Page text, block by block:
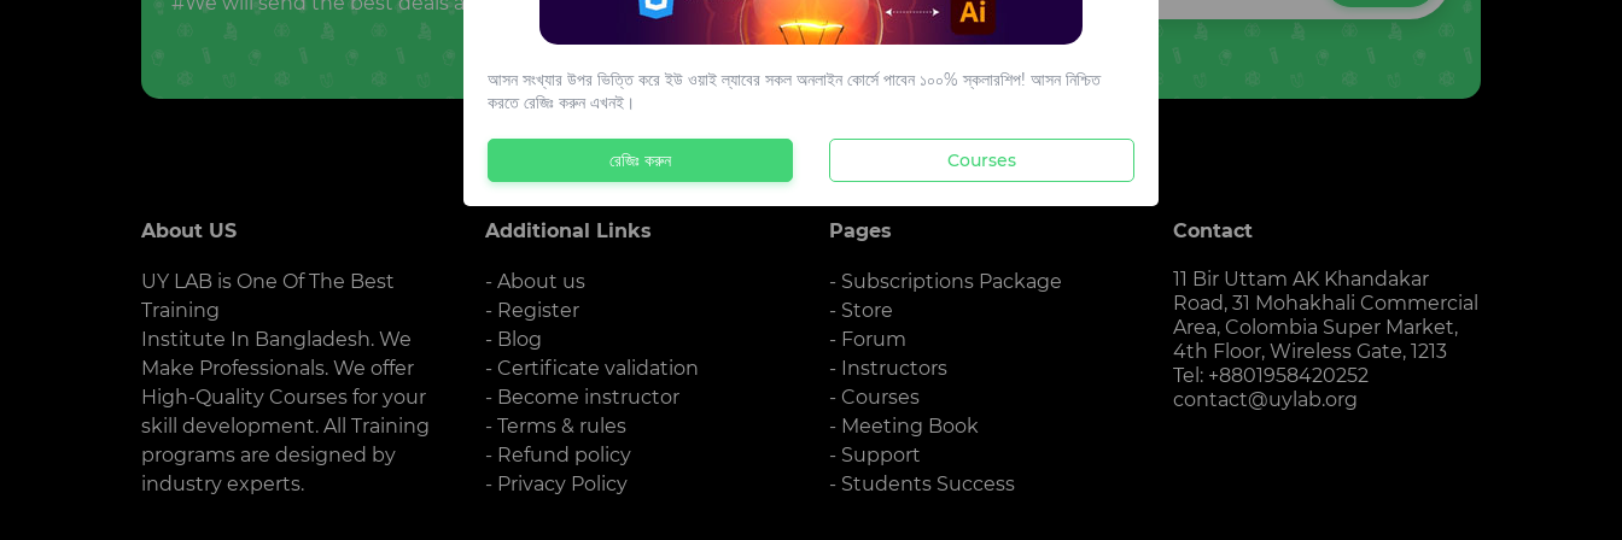
About US
UY LAB is One Of The Best
Training
Institute In Bangladesh. We
Make Professionals. We offer
High-Quality Courses for your
skill development. All Training
programs are designed by
industry experts.
Additional Links
- About us
- Register
- Blog
- Certificate validation
- Become instructor
- Terms & rules
- Refund policy
- Privacy Policy
Pages
- Subscriptions Package
- Store
- Forum
- Instructors
- Courses
- Meeting Book
- Support
- Students Success
Contact
11 Bir Uttam AK Khandakar
Road, 31 Mohakhali Commercial
Area, Colombia Super Market,
4th Floor, Wireless Gate, 1213
Tel: +8801958420252
contact@uylab.org
আসন সংখ্যার উপর ভিত্তি করে ইউ ওয়াই ল্যাবের সকল অনলাইন কোর্সে পাবেন ১০০% স্কলারশিপ! আসন নিশ্চিত
করতে রেজিঃ করুন এখনই।
রেজিঃ করুন Courses